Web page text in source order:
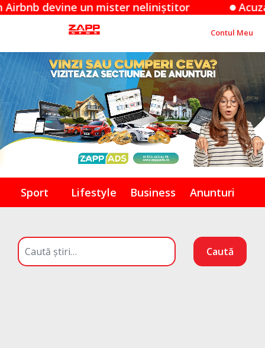
un mister neliniștitor Acuzațiile
Contul Meu
Sport Lifestyle Business Anunturi
Caută